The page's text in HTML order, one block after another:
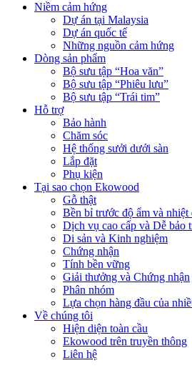
Niềm cảm hứng
Dự án tại Malaysia
Dự án quốc tế
Những nguồn cảm hứng
Dòng sản phẩm
Bộ sưu tập “Hoa văn”
Bộ sưu tập “Phiêu lưu”
Bộ sưu tập “Trái tim”
Hỗ trợ
Bảo hành
Chăm sóc
Hệ thống sưởi dưới sàn
Lắp đặt
Phụ kiện
Tại sao chọn Ekowood
Gỗ thật
Bền bỉ trước độ ẩm và nhiệt
Dịch vụ cao cấp và Dễ bảo
Di sản và Kinh nghiệm
Chứng nhận
Tính bền vững
Giải thưởng và Chứng nhận
Phân nhóm
Lựa chọn hàng đầu của
Về chúng tôi
Hiện diện toàn cầu
Ekowood trên truyền thông
Liên hệ